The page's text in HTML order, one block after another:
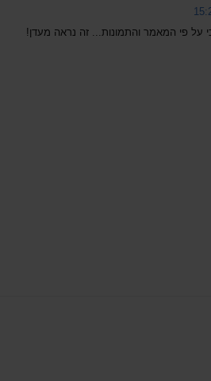
על פי המאמר והתמונות... זה נראה מעדן!